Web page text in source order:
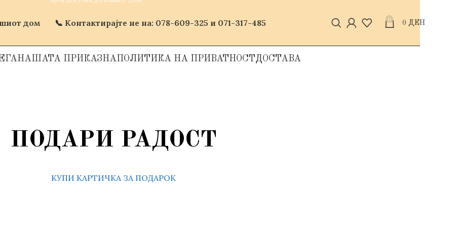
дом 📞 Контактирајте не на: 078-609-325 и 071-317-485 0
0 ДЕН
НАШАТА ПРИКАЗНА ПОЛИТИКА НА ПРИВАТНОСТ ДОСТАВА
ПОДАРИ РАДОСТ
КУПИ КАРТИЧКА ЗА ПОДАРОК